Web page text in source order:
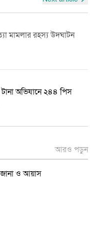
দৈনিক মুক্তধ্বনি
মামলার রহস্য উদঘাটন
অভিযানে ২৪৪ পিস
আরও পড়ুন